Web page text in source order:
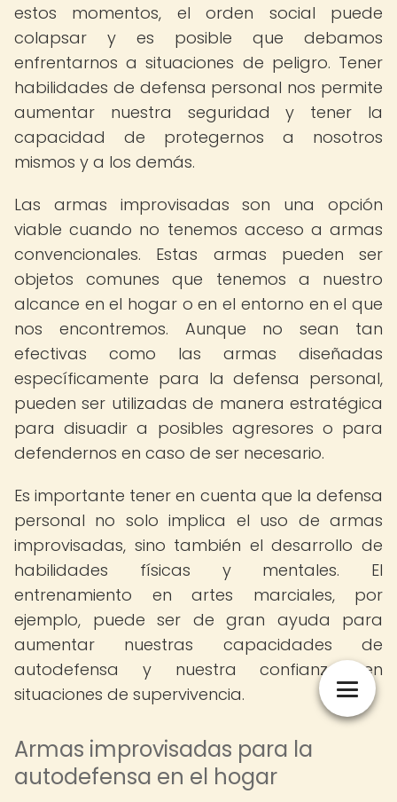
estos momentos, el orden social puede
colapsar y es posible que debamos
enfrentarnos a situaciones de peligro. Tener
habilidades de defensa personal nos permite
aumentar nuestra seguridad y tener la
capacidad de protegernos a nosotros
mismos y a los demás.
Las armas improvisadas son una opción
viable cuando no tenemos acceso a armas
convencionales. Estas armas pueden ser
objetos comunes que tenemos a nuestro
alcance en el hogar o en el entorno en el que
nos encontremos. Aunque no sean tan
efectivas como las armas diseñadas
específicamente para la defensa personal,
pueden ser utilizadas de manera estratégica
para disuadir a posibles agresores o para
defendernos en caso de ser necesario.
Es importante tener en cuenta que la defensa
personal no solo implica el uso de armas
improvisadas, sino también el desarrollo de
habilidades físicas y mentales. El
entrenamiento en artes marciales, por
ejemplo, puede ser de gran ayuda para
aumentar nuestras capacidades de
autodefensa y nuestra confianza en
situaciones de supervivencia.
Armas improvisadas para la
autodefensa en el hogar